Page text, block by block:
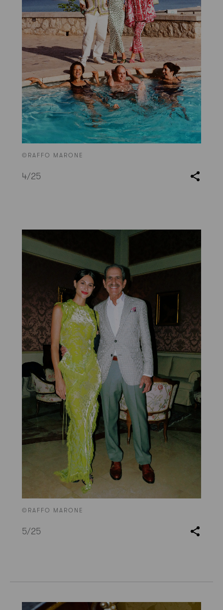
©RAFFO MARONE
4/25
©RAFFO MARONE
5/25